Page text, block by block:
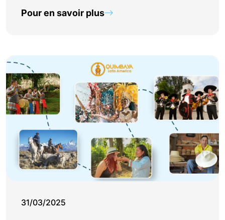
Pour en savoir plus
31/03/2025